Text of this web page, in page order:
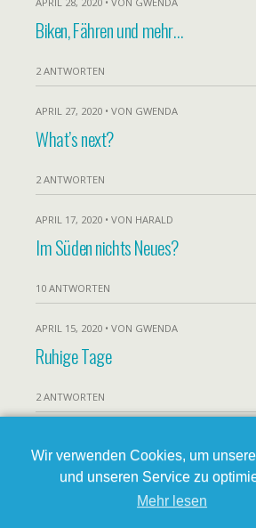
Wir verwenden Cookies, um
und unseren Service zu
Mehr lesen
Biken, Fähren und mehr…
2 ANTWORTEN
APRIL 27, 2020 • VON GWENDA
What’s next?
2 ANTWORTEN
APRIL 17, 2020 • VON HARALD
Im Süden nichts Neues?
10 ANTWORTEN
APRIL 15, 2020 • VON GWENDA
Ruhige Tage
2 ANTWORTEN
Die neue „Heimat“ erkunden